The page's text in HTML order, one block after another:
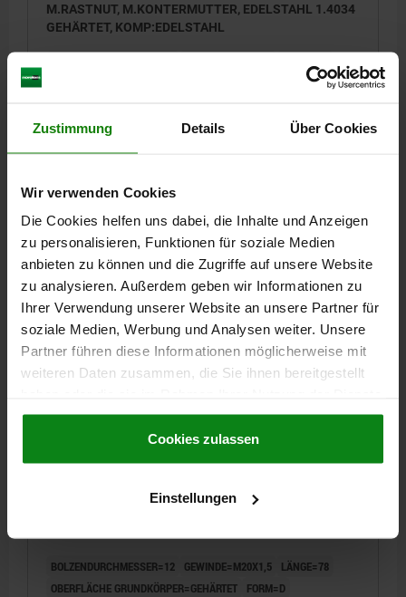
Zustimmung Details Über Cookies
Wir verwenden Cookies
Die Cookies helfen uns dabei, die Inhalte und Anzeigen
zu personalisieren, Funktionen für soziale Medien
anbieten zu können und die Zugriffe auf unsere Website
zu analysieren. Außerdem geben wir Informationen zu
Ihrer Verwendung unserer Website an unsere Partner für
soziale Medien, Werbung und Analysen weiter. Unsere
Partner führen diese Informationen möglicherweise mit
weiteren Daten zusammen, die Sie ihnen bereitgestellt
gesammelt haben.Cookie Richtlinien
Datenschutz|AGB
Cookies zulassen
Einstellungen
M.RASTNUT, M.KONTERMUTTER, EDELSTAHL 1.4034
GEHÄRTET, KOMP:EDELSTAHL
STAHLSCHLÜSSEL GRUNDKÖRPER=1.4034
L1=28
L2=12 L3=25 HUB S=10
FEDERKRAFT ENDE F2 CA. N=34
Bestellnummer:03089-004410
39,71 €
zzgl. Versandkosten
03089 D
ARRETIERBOLZEN GR.4 D1=M20X1,5, D=12, FORM:D
BOLZENDURCHMESSER=12 GEWINDE=M20X1,5
LÄNGE=78
OBERFLÄCHE GRUNDKÖRPER=GEHÄRTET
FORM=D